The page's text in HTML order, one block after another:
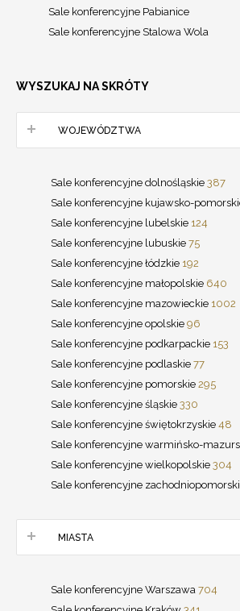
Sale konferencyjne Pabianice
Sale konferencyjne Stalowa Wola
WYSZUKAJ NA SKRÓTY
WOJEWÓDZTWA
Sale konferencyjne dolnośląskie 387
Sale konferencyjne kujawsko-
Sale konferencyjne lubelskie 124
Sale konferencyjne lubuskie 75
Sale konferencyjne łódzkie 192
Sale konferencyjne małopolskie 640
Sale konferencyjne mazowieckie 1002
Sale konferencyjne opolskie 96
Sale konferencyjne podkarpackie 153
Sale konferencyjne podlaskie 77
Sale konferencyjne pomorskie 295
Sale konferencyjne śląskie 330
Sale konferencyjne świętokrzyskie 48
Sale konferencyjne warmińsko-
Sale konferencyjne wielkopolskie 304
Sale konferencyjne
MIASTA
Sale konferencyjne Warszawa 704